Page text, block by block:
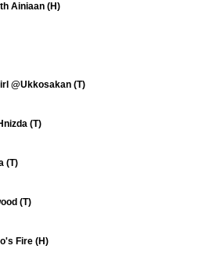
Ainiaan (H)
@Ukkosakan (T)
(T)
(T)
(T)
Fire (H)